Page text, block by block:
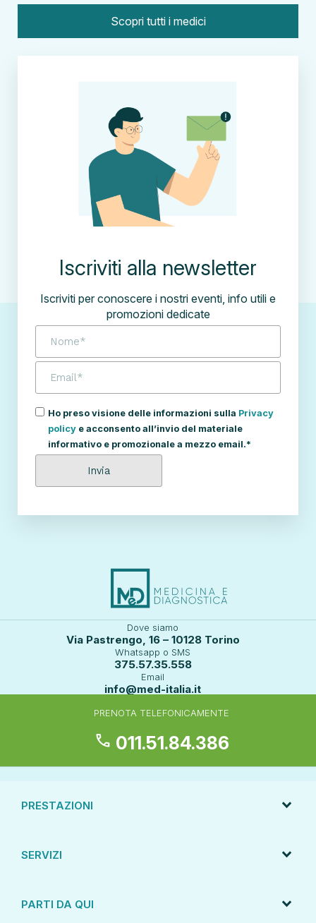
Scopri tutti i medici
Iscriviti alla newsletter
Iscriviti per conoscere i nostri eventi, info utili e
promozioni dedicate
Ho preso visione delle informazioni sulla Privacy
policy e acconsento all’invio del materiale
informativo e promozionale a mezzo email.*
Dove siamo
Via Pastrengo, 16 – 10128 Torino
Whatsapp o SMS
375.57.35.558
Email
info@med-italia.it
PRENOTA TELEFONICAMENTE
call 011.51.84.386
PRESTAZIONI
SERVIZI
PARTI DA QUI